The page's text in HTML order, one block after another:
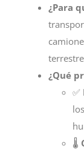
¿Para
¿Qué
✅
🌡️